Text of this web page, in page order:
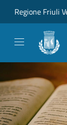
Regione Friuli